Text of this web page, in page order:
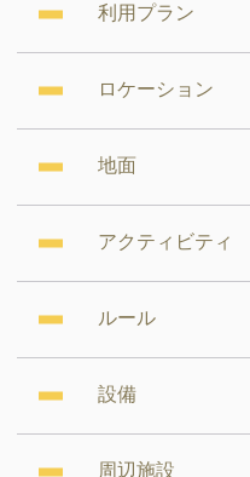
利用プラン
ロケーション
地面
アクティビティ
ルール
設備
周辺施設